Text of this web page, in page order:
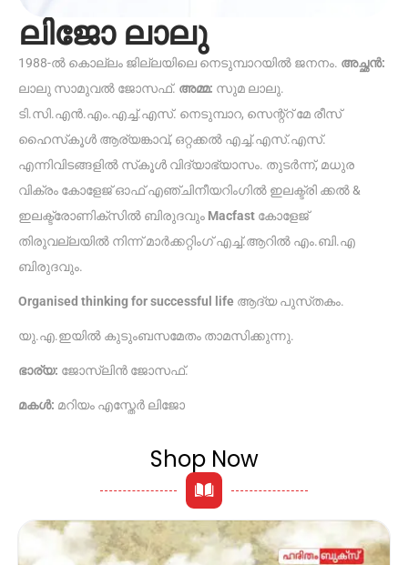
ലിജോ ലാലു
1988-ൽ കൊല്ലം ജില്ലയിലെ നെടുമ്പാറയിൽ ജനനം. അച്ഛൻ:
ലാലു സാമുവൽ ജോസഫ്. അമ്മ: സുമ ലാലു.
ടി.സി.എൻ.എം.എച്ച്.എസ്. നെടുമ്പാറ, സെന്റ്റ് മേ രീസ്
ഹൈസ്‌കൂൾ ആര്യങ്കാവ്, ഒറ്റക്കൽ എച്ച്.എസ്.എസ്.
എന്നിവിടങ്ങളിൽ സ്‌കൂൾ വിദ്യാഭ്യാസം. തുടർന്ന്, മധുര
വിക്രം കോളേജ് ഓഫ് എഞ്ചിനീയറിംഗിൽ ഇലക്ട്രി ക്കൽ &
ഇലക്ട്രോണിക്‌സിൽ ബിരുദവും Macfast കോളേജ്
തിരുവല്ലയിൽ നിന്ന് മാർക്കറ്റിംഗ് എച്ച്.ആറിൽ എം.ബി.എ
ബിരുദവും.
Organised thinking for successful life ആദ്യ പുസ്‌തകം.
യു.എ.ഇയിൽ കുടുംബസമേതം താമസിക്കുന്നു.
ഭാര്യ: ജോസ്‌ലിൻ ജോസഫ്.
മകൾ: മറിയം എസ്തേർ ലിജോ
Shop Now